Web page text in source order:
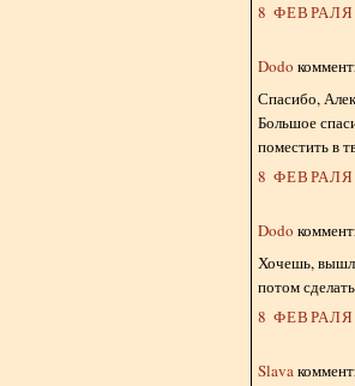
8 ФЕВРАЛЯ
Dodo
Спасибо,
Большое
поместить в
8 ФЕВРАЛЯ
Dodo
Хочешь,
потом
8 ФЕВРАЛЯ
Slava